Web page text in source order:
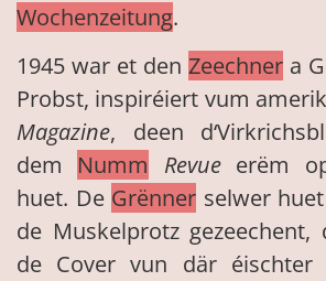
Wochenzeitung.
1945 war et den Zeechner a
Probst, inspiréiert vum
Magazine, deen
dem Numm Revueerëm
huet. De Grënner selwer
de Muskelprotz gezeechent,
de Cover vun där éischter